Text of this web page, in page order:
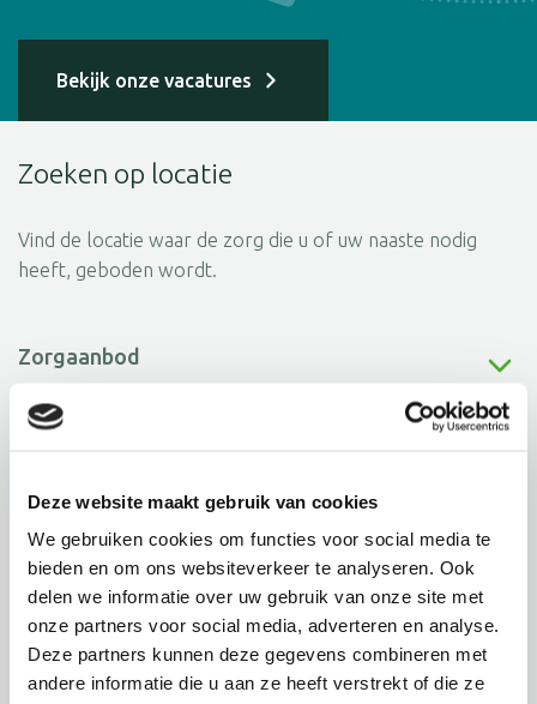
Deze website maakt gebruik van cookies
We gebruiken cookies om functies voor social media te
bieden en om ons websiteverkeer te analyseren. Ook
delen we informatie over uw gebruik van onze site met
onze partners voor social media, adverteren en analyse.
Deze partners kunnen deze gegevens combineren met
andere informatie die u aan ze heeft verstrekt of die ze
Bekijk onze vacatures
Zoeken op locatie
Vind de locatie waar de zorg die u of uw naaste nodig
heeft, geboden wordt.
Zorgaanbod
Selecteer plaats
Locaties